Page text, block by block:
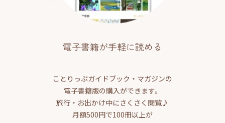
電子書籍が手軽に読める
ことりっぷガイドブック・マガジンの
電子書籍版の購入ができます。
旅行・お出かけ中にさくさく閲覧♪
月額500円で100冊以上が